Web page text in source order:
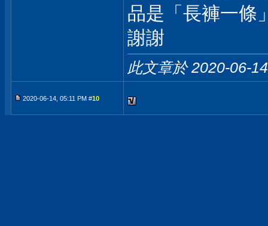
品是「長褲一條
謝謝
此文章於 2020-06-
2020-06-14, 05:11 PM #10